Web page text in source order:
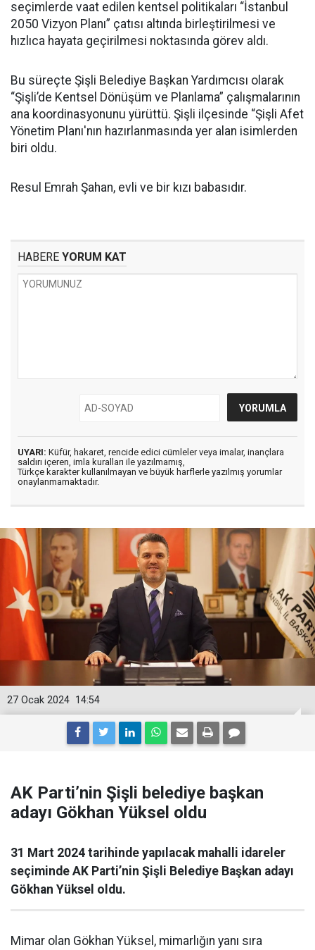
seçimlerde vaat edilen kentsel politikaları “İstanbul
2050 Vizyon Planı” çatısı altında birleştirilmesi ve
hızlıca hayata geçirilmesi noktasında görev aldı.
Bu süreçte Şişli Belediye Başkan Yardımcısı olarak
“Şişli’de Kentsel Dönüşüm ve Planlama” çalışmalarının
ana koordinasyonunu yürüttü. Şişli ilçesinde “Şişli Afet
Yönetim Planı'nın hazırlanmasında yer alan isimlerden
biri oldu.
Resul Emrah Şahan, evli ve bir kızı babasıdır.
HABERE YORUM KAT
UYARI: Küfür, hakaret, rencide edici cümleler veya imalar, inançlara
saldırı içeren, imla kuralları ile yazılmamış,
Türkçe karakter kullanılmayan ve büyük harflerle yazılmış yorumlar
onaylanmamaktadır.
14:54
27 Ocak 2024
AK Parti’nin Şişli belediye başkan
adayı Gökhan Yüksel oldu
31 Mart 2024 tarihinde yapılacak mahalli idareler
seçiminde AK Parti’nin Şişli Belediye Başkan adayı
Gökhan Yüksel oldu.
Mimar olan Gökhan Yüksel, mimarlığın yanı sıra